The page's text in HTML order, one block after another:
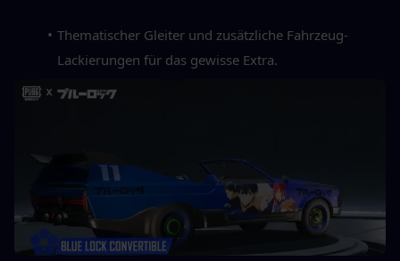
Thematischer Gleiter und zusätzliche Fahrzeug-
Lackierungen für das gewisse Extra.